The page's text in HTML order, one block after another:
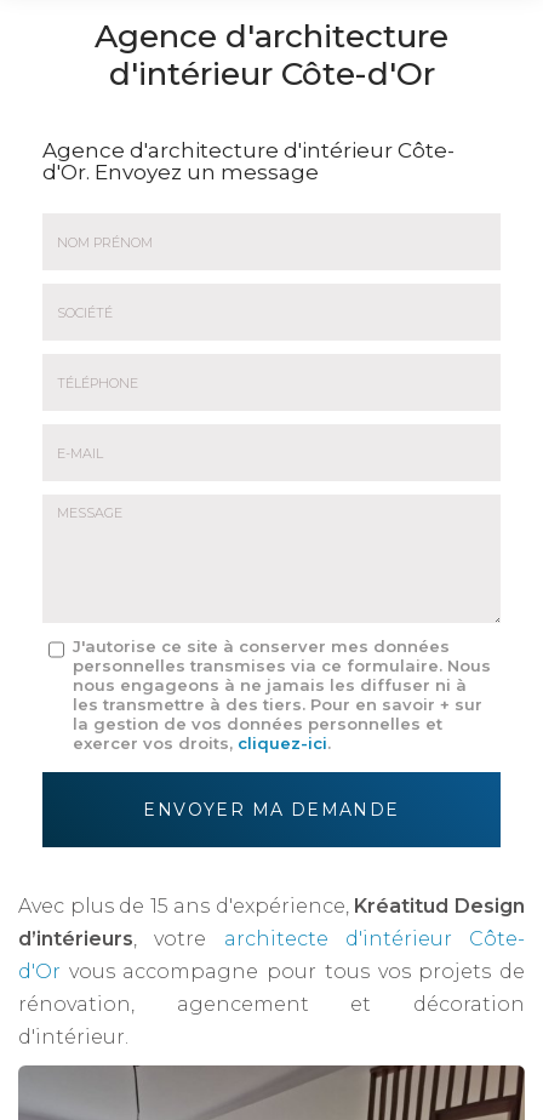
Agence d'architecture
d'intérieur Côte-d'Or
Agence d'architecture d'intérieur Côte-
d'Or. Envoyez un message
Message
J'autorise ce site à conserver mes données
personnelles transmises via ce formulaire. Nous
nous engageons à ne jamais les diffuser ni à
les transmettre à des tiers. Pour en savoir + sur
la gestion de vos données personnelles et
exercer vos droits, cliquez-ici.
Acceptation
ENVOYER MA DEMANDE
Avec plus de 15 ans d'expérience, Kréatitud Design
d’intérieurs, votre architecte d'intérieur Côte-
d'Or vous accompagne pour tous vos projets de
rénovation, agencement et décoration
d'intérieur.